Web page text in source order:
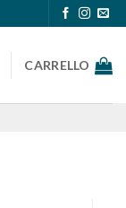
CARRELLO